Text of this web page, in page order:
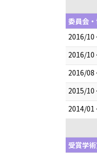
委員会
2016/10
2016/10
2016/08
2015/10
2014/01
受賞学